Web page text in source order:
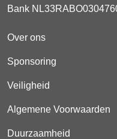
Bank
Over ons
Sponsoring
Veiligheid
Algemene Voorwaarden
Duurzaamheid